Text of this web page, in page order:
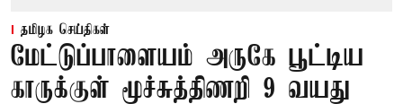
தமிழக செய்திகள்
மேட்டுப்பாளையம் அருகே பூட்டிய
காருக்குள் மூச்சுத்திணறி 9 வயது